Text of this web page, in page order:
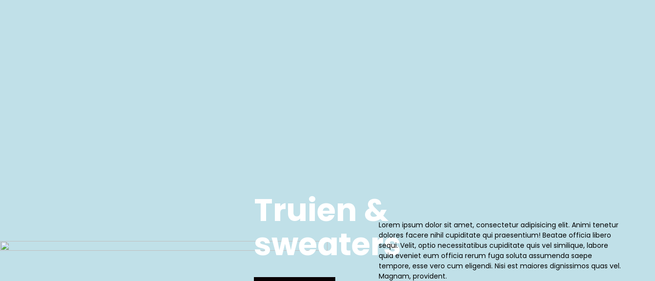
Truien &
sweatersLorem ipsum dolor sit amet, consectetur adipisicing elit. Animi tenetur
dolores facere nihil cupiditate qui praesentium! Beatae officia libero
sequi. Velit, optio necessitatibus cupiditate quis vel similique, labore
quia eveniet eum officia rerum fuga soluta assumenda saepe
tempore, esse vero cum eligendi. Nisi est maiores dignissimos quas vel.
Magnam, provident.